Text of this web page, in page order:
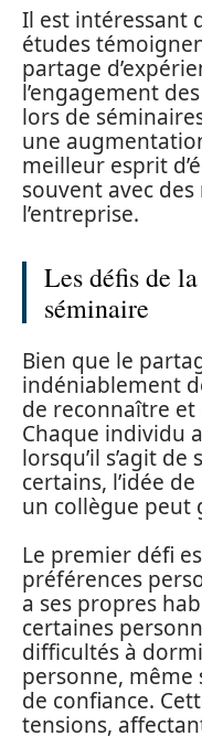
Il est intéressant
études
partage
l’engagement
lors de
une
meilleur esprit
souvent avec
l’entreprise.
Les défis de
séminaire
Bien que le
indéniablement
de reconnaître et
Chaque individu
lorsqu’il s’agit
certains, l’idée
un collègue peut
Le premier défi
préférences
a ses propres
certaines
difficultés à
personne, même
de confiance.
tensions,